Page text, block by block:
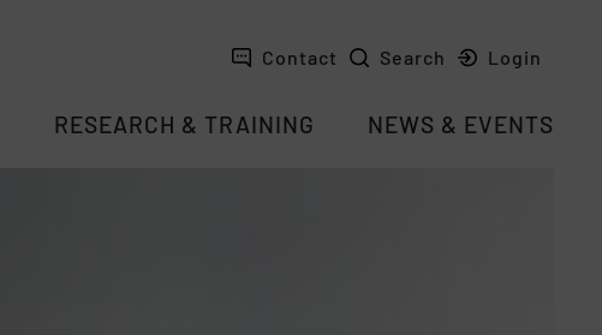
RESEARCH & TRAINING NEWS & EVENTS
Contact Search Login